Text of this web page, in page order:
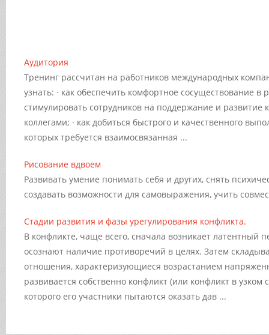
Аудитория
Тренинг рассчитан на работников международных
узнать: · как обеспечить комфортное сосуществование в
стимулировать сотрудников на поддержание и развитие
коллегами; · как добиться быстрого и качественного
которых требуется взаимосвязанная ...
Рисование вдвоем
Развивать умение понимать себя и других, снять
создавать возможности для самовыражения, учить
Стадии развития и фазы урегулирования конфликта.
В конфликте, чаще всего, сначала возникает латентный
осознают наличие противоречий в целях. Затем
отношения, характеризующиеся возрастанием
развивается собственно конфликт (или конфликт в узком
которого его участники пытаются оказать дав ...